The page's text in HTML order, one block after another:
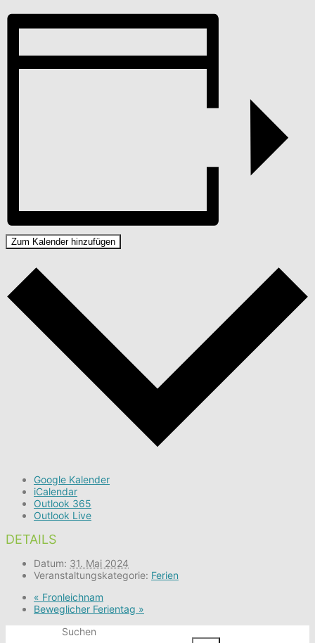
Zum Kalender hinzufügen
Google Kalender
iCalendar
Outlook 365
Outlook Live
DETAILS
Datum: 31. Mai 2024
Veranstaltungskategorie: Ferien
« Fronleichnam
Beweglicher Ferientag »
Suchen